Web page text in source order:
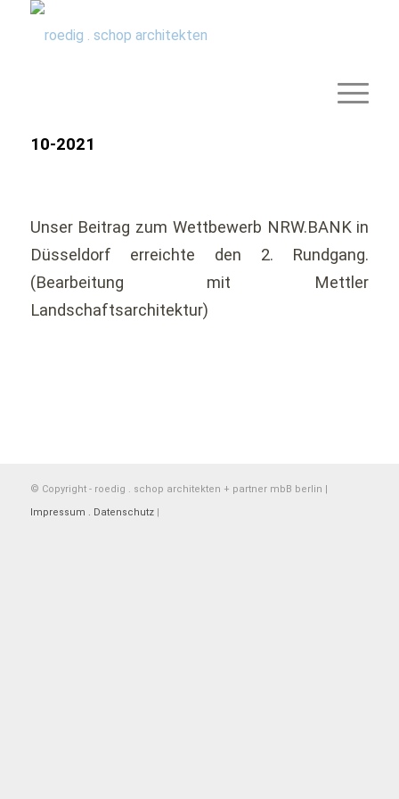
10-2021
Unser Beitrag zum Wettbewerb NRW.BANK in
Düsseldorf erreichte den 2. Rundgang.
(Bearbeitung mit Mettler
Landschaftsarchitektur)
© Copyright - roedig . schop architekten + partner mbB berlin |
Impressum . Datenschutz|